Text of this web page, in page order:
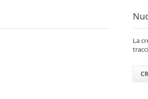
La